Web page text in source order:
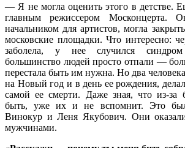
— Я не могла оценить этого в детстве.
главным режиссером Москонцерта.
начальником для артистов, могла
московские площадки. Что интересно:
заболела, у нее случился
большинство людей просто отпали —
перестала быть им нужна. Но два
на Новый год и в день ее рождения,
самой ее смерти. Даже зная, что из-за
быть, уже их и не вспомнит. Это
Винокур и Леня Якубович. Они
мужчинами.